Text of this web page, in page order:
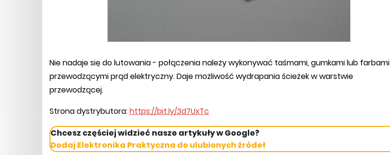
Nie nadaje się do lutowania - połączenia należy wykonywać taśmami, gumkami lub farbami
przewodzącymi prąd elektryczny. Daje możliwość wydrapania ścieżek w warstwie
przewodzącej.
Strona dystrybutora:https://bit.ly/3d7UxTc
Chcesz częściej widzieć nasze artykuły w Google?
Dodaj Elektronika Praktyczna do ulubionych źródeł